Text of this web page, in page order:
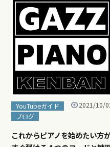
YouTubeガイド
ブログ
2021/10/
これからピアノを始めたい方